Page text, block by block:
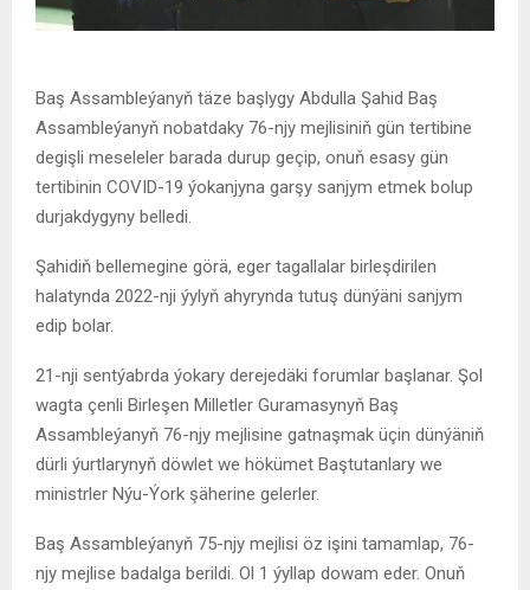
Baş Assambleýanyň täze başlygy Abdulla Şahid Baş
Assambleýanyň nobatdaky 76-njy mejlisiniň gün tertibine
degişli meseleler barada durup geçip, onuň esasy gün
tertibinin COVID-19 ýokanjyna garşy sanjym etmek bolup
durjakdygyny belledi.
Şahidiň bellemegine görä, eger tagallalar birleşdirilen
halatynda 2022-nji ýylyň ahyrynda tutuş dünýäni sanjym
edip bolar.
21-nji sentýabrda ýokary derejedäki forumlar başlanar. Şol
wagta çenli Birleşen Milletler Guramasynyň Baş
Assambleýanyň 76-njy mejlisine gatnaşmak üçin dünýäniň
dürli ýurtlarynyň döwlet we hökümet Baştutanlary we
ministrler Nýu-Ýork şäherine gelerler.
Baş Assambleýanyň 75-njy mejlisi öz işini tamamlap, 76-
njy mejlise badalga berildi. Ol 1 ýyllap dowam eder. Onuň